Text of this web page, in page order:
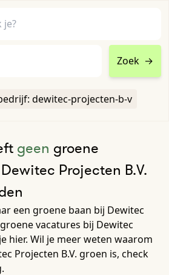
Zoek →
dewitec-projecten-b-v
geen groene
Projecten B.V.
een groene baan bij Dewitec
groene vacatures bij Dewitec
hier. Wil je meer weten waarom
Projecten B.V. groen is, check